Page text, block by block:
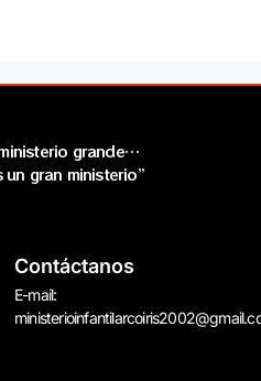
grande…
gran ministerio”
Contáctanos
E-mail: